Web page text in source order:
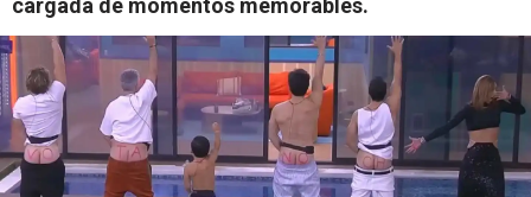
cargada de momentos memorables.